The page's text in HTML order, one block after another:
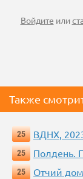
Войдите или
Также
25 ВДНХ,
25
Полдень.
25
Отчий дом